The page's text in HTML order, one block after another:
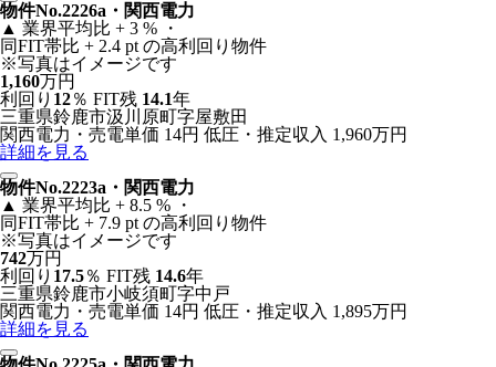
物件No.2226a・関西電力
▲ 業界平均比 + 3 % ・
同FIT帯比 + 2.4 pt の高利回り物件
※写真はイメージです
1,160万円
利回り 12％ FIT残 14.1年
三重県鈴鹿市汲川原町字屋敷田
関西電力・売電単価 14円 低圧・推定収入 1,960万円
詳細を見る
物件No.2223a・関西電力
▲ 業界平均比 + 8.5 % ・
同FIT帯比 + 7.9 pt の高利回り物件
※写真はイメージです
742万円
利回り 17.5％ FIT残 14.6年
三重県鈴鹿市小岐須町字中戸
関西電力・売電単価 14円 低圧・推定収入 1,895万円
詳細を見る